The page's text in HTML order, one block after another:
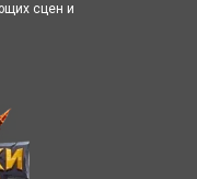
сцен и